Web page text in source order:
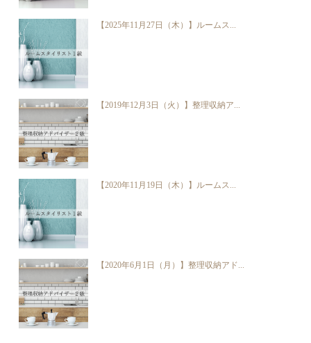
【2025年11月27日（木）】ルームス...
【2019年12月3日（火）】整理収納ア...
【2020年11月19日（木）】ルームス...
【2020年6月1日（月）】整理収納アド...